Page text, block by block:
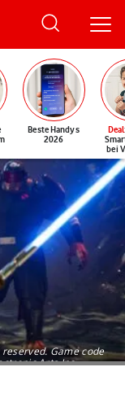
Beste Handys
2026
Deal
bei
Game code
Arts Inc.